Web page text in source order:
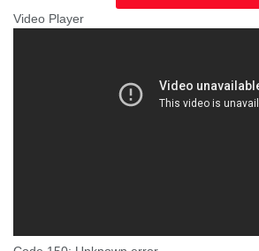
Video Player